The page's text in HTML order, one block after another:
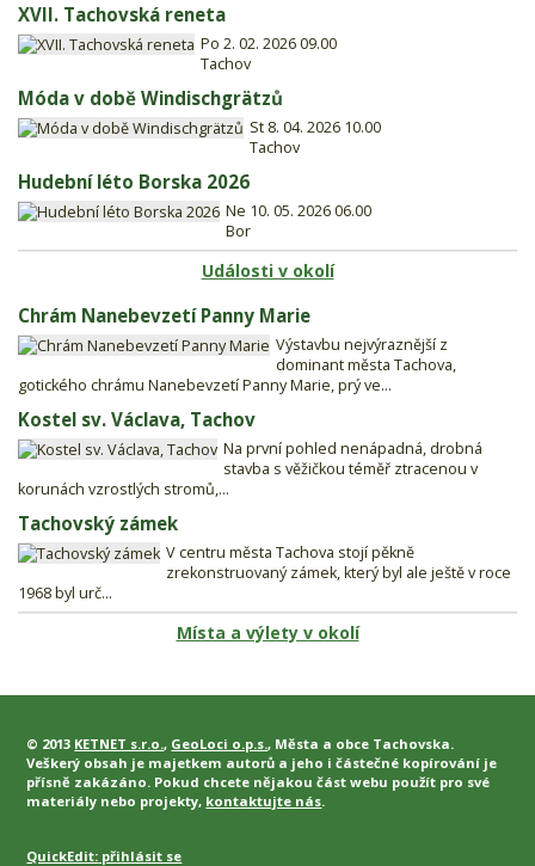
XVII. Tachovská reneta
Po 2. 02. 2026 09.00
Tachov
Móda v době Windischgrätzů
St 8. 04. 2026 10.00
Tachov
Hudební léto Borska 2026
Ne 10. 05. 2026 06.00
Bor
Události v okolí
Chrám Nanebevzetí Panny Marie
Výstavbu nejvýraznější z
dominant města Tachova,
gotického chrámu Nanebevzetí Panny Marie, prý ve...
Kostel sv. Václava, Tachov
Na první pohled nenápadná, drobná
stavba s věžičkou téměř ztracenou v
korunách vzrostlých stromů,...
Tachovský zámek
V centru města Tachova stojí pěkně
zrekonstruovaný zámek, který byl ale ještě v roce
1968 byl urč...
Místa a výlety v okolí
© 2013 KETNET s.r.o., GeoLoci o.p.s., Města a obce Tachovska.
Veškerý obsah je majetkem autorů a jeho i částečné kopírování je
přísně zakázáno. Pokud chcete nějakou část webu použít pro své
materiály nebo projekty, kontaktujte nás.
QuickEdit: přihlásit se